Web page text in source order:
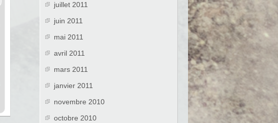
juillet 2011
juin 2011
mai 2011
avril 2011
mars 2011
janvier 2011
novembre 2010
octobre 2010